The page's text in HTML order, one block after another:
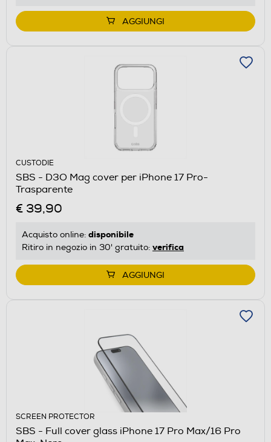
AGGIUNGI
CUSTODIE
SBS - D3O Mag cover per iPhone 17 Pro-
Trasparente
€ 39,90
Acquisto online: disponibile
Ritiro in negozio in 30' gratuito: verifica
AGGIUNGI
SCREEN PROTECTOR
SBS - Full cover glass iPhone 17 Pro Max/16 Pro